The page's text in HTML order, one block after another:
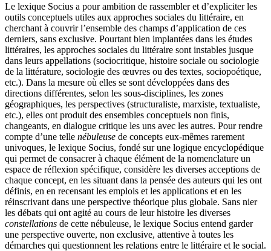
Le lexique Socius a pour ambition de rassembler et d’expliciter les
outils conceptuels utiles aux approches sociales du littéraire, en
cherchant à couvrir l’ensemble des champs d’application de ces
derniers, sans exclusive. Pourtant bien implantées dans les études
littéraires, les approches sociales du littéraire sont instables jusque
dans leurs appellations (sociocritique, histoire sociale ou sociologie
de la littérature, sociologie des œuvres ou des textes, sociopoétique,
etc.). Dans la mesure où elles se sont développées dans des
directions différentes, selon les sous-disciplines, les zones
géographiques, les perspectives (structuraliste, marxiste, textualiste,
etc.), elles ont produit des ensembles conceptuels non finis,
changeants, en dialogue critique les uns avec les autres. Pour rendre
compte d’une telle nébuleuse de concepts eux-mêmes rarement
univoques, le lexique Socius, fondé sur une logique encyclopédique
qui permet de consacrer à chaque élément de la nomenclature un
espace de réflexion spécifique, considère les diverses acceptions de
chaque concept, en les situant dans la pensée des auteurs qui les ont
définis, en en recensant les emplois et les applications et en les
réinscrivant dans une perspective théorique plus globale. Sans nier
les débats qui ont agité au cours de leur histoire les diverses
constellations de cette nébuleuse, le lexique Socius entend garder
une perspective ouverte, non exclusive, attentive à toutes les
démarches qui questionnent les relations entre le littéraire et le social.